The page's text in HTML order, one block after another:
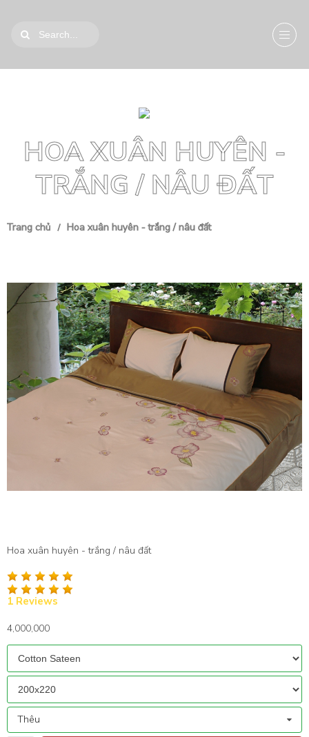
HOA XUÂN HUYÊN -
TRẮNG / NÂU ĐẤT
Trang chủ Hoa xuân huyên - trắng / nâu đất
Hoa xuân huyên - trắng / nâu đất
1 Reviews
4,000,000
Thêu